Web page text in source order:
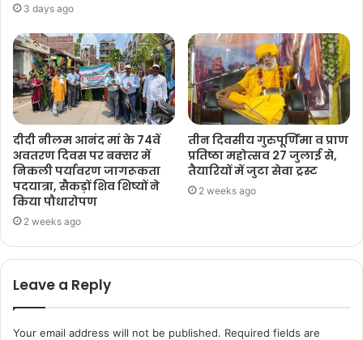
3 days ago
दीदी नीलम आनंद मां के 74वें
अवतरण दिवस पर बक्सर में
निकली पर्यावरण जागरूकता
पदयात्रा, सैकड़ों शिव शिष्यों ने
किया पौधारोपण
2 weeks ago
तीन दिवसीय गुरुपूर्णिमा व प्राण
प्रतिष्ठा महोत्सव 27 जुलाई से,
तैयारियों में जुटा सेवा ट्रस्ट
2 weeks ago
Leave a Reply
Your email address will not be published. Required fields are